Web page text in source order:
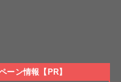
ーン情報【PR】